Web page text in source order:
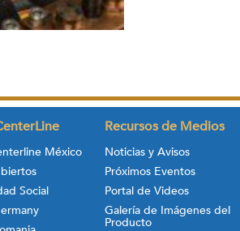
México
Social
Recursos de Medios
Noticias y Avisos
Próximos Eventos
Portal de Videos
Galería de Imágenes del
Producto